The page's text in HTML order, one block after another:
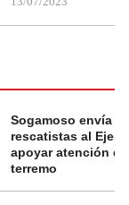
Sogamoso envía
rescatistas al Eje
apoyar atención
terremo